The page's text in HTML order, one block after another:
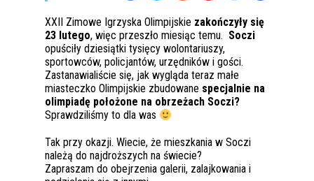
XXII Zimowe Igrzyska Olimpijskie zakończyły się
23 lutego, więc przeszło miesiąc temu. Soczi
opuściły dziesiątki tysięcy wolontariuszy,
sportowców, policjantów, urzędników i gości.
Zastanawialiście się, jak wygląda teraz małe
miasteczko Olimpijskie zbudowane specjalnie na
olimpiadę położone na obrzeżach Soczi?
Sprawdziliśmy to dla was
Tak przy okazji. Wiecie, że mieszkania w Soczi
należą do najdroższych na świecie?
Zapraszam do obejrzenia galerii, zalajkowania i